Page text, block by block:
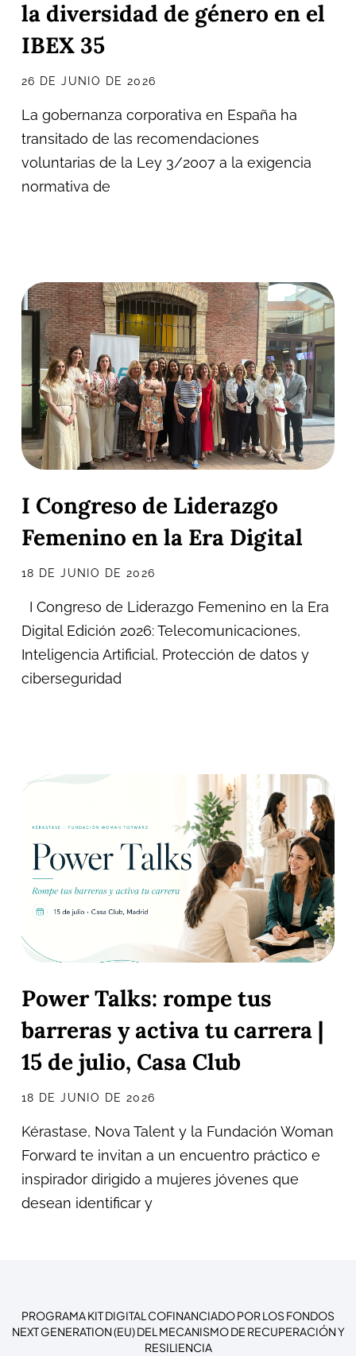
la diversidad de género en el
IBEX 35
26 DE JUNIO DE 2026
La gobernanza corporativa en España ha
transitado de las recomendaciones
voluntarias de la Ley 3/2007 a la exigencia
normativa de
I Congreso de Liderazgo
Femenino en la Era Digital
18 DE JUNIO DE 2026
I Congreso de Liderazgo Femenino en la Era
Digital Edición 2026: Telecomunicaciones,
Inteligencia Artificial, Protección de datos y
ciberseguridad
Power Talks: rompe tus
barreras y activa tu carrera |
15 de julio, Casa Club
18 DE JUNIO DE 2026
Kérastase, Nova Talent y la Fundación Woman
Forward te invitan a un encuentro práctico e
inspirador dirigido a mujeres jóvenes que
desean identificar y
PROGRAMA KIT DIGITAL COFINANCIADO POR LOS FONDOS
NEXT GENERATION (EU) DEL MECANISMO DE RECUPERACIÓN Y
RESILIENCIA